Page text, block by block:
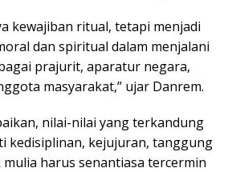
kewajiban ritual, tetapi menjadi
dan spiritual dalam menjalani
prajurit, aparatur negara,
masyarakat,” ujar Danrem.
nilai-nilai yang terkandung
kedisiplinan, kejujuran, tanggung
harus senantiasa tercermin